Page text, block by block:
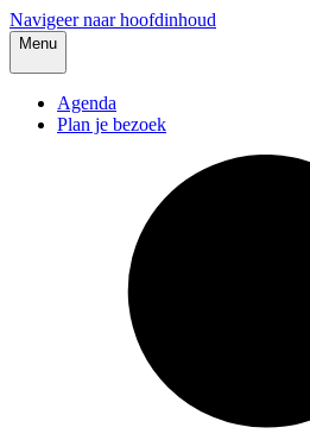
Navigeer naar hoofdinhoud
Menu
Agenda
Plan je bezoek